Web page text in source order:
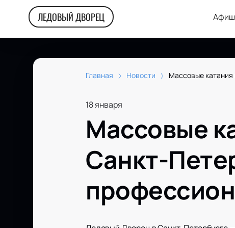
ЛЕДОВЫЙ ДВОРЕЦ
Главная Новости Массовые
18 января
Массовые
Санкт-